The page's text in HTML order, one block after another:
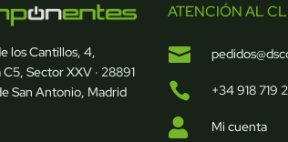
los Cantillos, 4,
C5, Sector XXV · 28891
San Antonio, Madrid
ATENCIÓN AL

 +34 918 719
 Mi cuenta